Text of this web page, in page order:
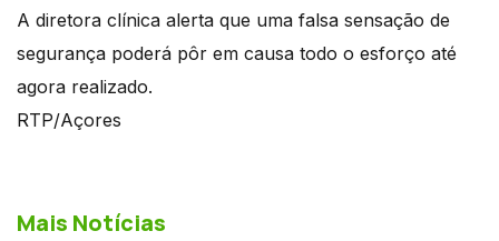
A diretora clínica alerta que uma falsa sensação de
segurança poderá pôr em causa todo o esforço até
agora realizado.
RTP/Açores
Mais Notícias